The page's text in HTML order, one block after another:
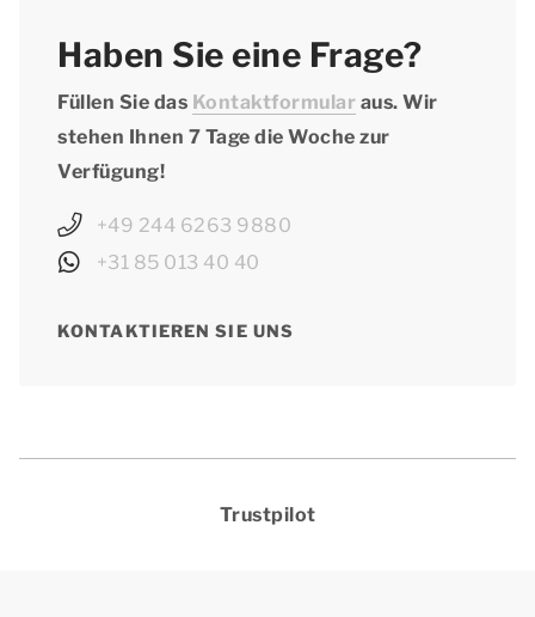
Haben Sie eine Frage?
Füllen Sie das Kontaktformular aus. Wir
stehen Ihnen 7 Tage die Woche zur
Verfügung!
+49 244 6263 9880
+31 85 013 40 40
KONTAKTIEREN SIE UNS
Trustpilot